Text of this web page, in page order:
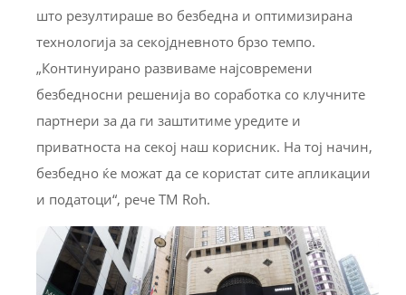
што резултираше во безбедна и оптимизирана
технологија за секојдневното брзо темпо.
„Континуирано развиваме најсовремени
безбедносни решенија во соработка со клучните
партнери за да ги заштитиме уредите и
приватноста на секој наш корисник. На тој начин,
безбедно ќе можат да се користат сите апликации
и податоци“, рече ТМ Roh.